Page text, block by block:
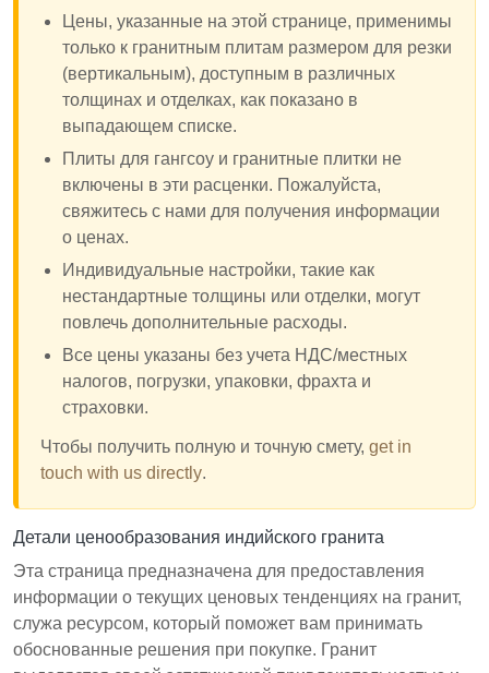
Цены, указанные на этой странице, применимы
только к гранитным плитам размером для резки
(вертикальным), доступным в различных
толщинах и отделках, как показано в
выпадающем списке.
Плиты для гангсоу и гранитные плитки не
включены в эти расценки. Пожалуйста,
свяжитесь с нами для получения информации
о ценах.
Индивидуальные настройки, такие как
нестандартные толщины или отделки, могут
повлечь дополнительные расходы.
Все цены указаны без учета НДС/местных
налогов, погрузки, упаковки, фрахта и
страховки.
Чтобы получить полную и точную смету, get in
touch with us directly.
Детали ценообразования индийского гранита
Эта страница предназначена для предоставления
информации о текущих ценовых тенденциях на гранит,
служа ресурсом, который поможет вам принимать
обоснованные решения при покупке. Гранит